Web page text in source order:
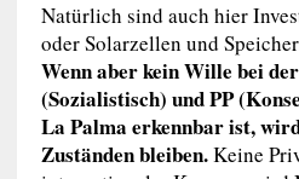
Natürlich sind auch hier
oder Solarzellen und
Wenn aber kein Wille bei
(Sozialistisch) und PP
La Palma erkennbar ist,
Zuständen bleiben.Keine